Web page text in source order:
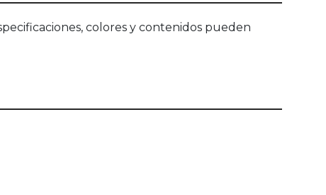
colores y contenidos pueden